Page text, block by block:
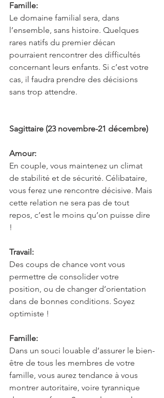
Famille:
Le domaine familial sera, dans
l’ensemble, sans histoire. Quelques
rares natifs du premier décan
pourraient rencontrer des difficultés
concernant leurs enfants. Si c’est votre
cas, il faudra prendre des décisions
sans trop attendre.
Sagittaire (23 novembre-21 décembre)
Amour:
En couple, vous maintenez un climat
de stabilité et de sécurité. Célibataire,
vous ferez une rencontre décisive. Mais
cette relation ne sera pas de tout
repos, c’est le moins qu’on puisse dire
!
Travail:
Des coups de chance vont vous
permettre de consolider votre
position, ou de changer d’orientation
dans de bonnes conditions. Soyez
optimiste !
Famille:
Dans un souci louable d’assurer le bien-
être de tous les membres de votre
famille, vous aurez tendance à vous
montrer autoritaire, voire tyrannique